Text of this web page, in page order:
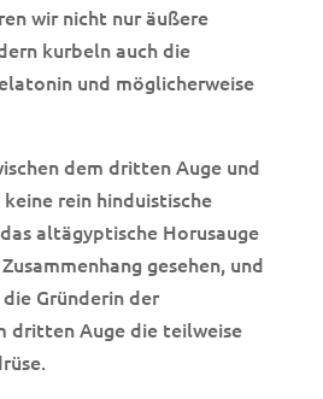
wir nicht nur äußere
kurbeln auch die
und möglicherweise
dem dritten Auge und
rein hinduistische
altägyptische Horusauge
gesehen, und
Gründerin der
dritten Auge die teilweise